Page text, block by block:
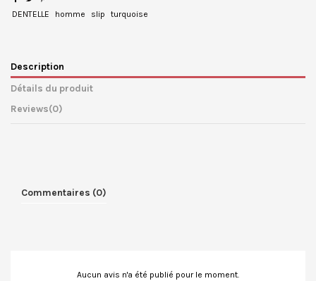
DENTELLE homme slip turquoise
Description
Détails du produit
Reviews(0)
Commentaires (0)
Aucun avis n'a été publié pour le moment.